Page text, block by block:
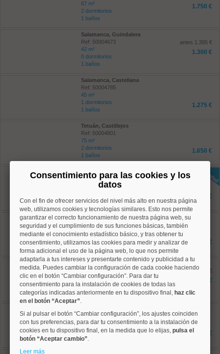
67 m²
2 dormitorios
1 baños
1.750 €
Salamanca, Guindalera
Ref: 50004673
42 m²
0 dormitorios
1 baños
antes 1.395 €
1.300 €
Salamanca, Castellana
Ref: 50004785
45 m²
1 dormitorios
1 baños
1.275 €
Tetuán, Castillejos
Ref: 50004801
75 m²
2 dormitorios
1 baños
1.650 €
Salamanca, Lista
Ref: 50004817
1 baños
1.295 €
Tetuán, Cuatro Caminos
Ref: 50004227
75 m²
2 dormitorios
1 baños
3.000 €
Salamanca, Lista
Ref: 50004726
130 m²
2 dormitorios
2 baños
antes 2.950 €
2.500 €
Ref: 50004752
120 m²
3 dormitorios
2 baños
2.100 €
Consentimiento para las cookies y los
datos
Con el fin de ofrecer servicios del nivel más alto en nuestra página
web, utilizamos cookies y tecnologías similares. Esto nos permite
garantizar el correcto funcionamiento de nuestra página web, su
seguridad y el cumplimiento de sus funciones básicas, también
mediante el conocimiento estadístico básico, y tras obtener tu
consentimiento, utilizamos las cookies para medir y analizar de
forma adicional el uso de la página web, lo que nos permite
adaptarla a tus intereses y presentarte contenido y publicidad a tu
medida. Puedes cambiar la configuración de cada cookie haciendo
clic en el botón “Cambiar configuración”. Para dar tu
consentimiento para la instalación de cookies de todas las
categorías indicadas anteriormente en tu dispositivo final, haz clic
en el botón “Aceptar”.
Si al pulsar el botón “Cambiar configuración”, los ajustes coinciden
con tus preferencias, para dar tu consentimiento a la instalación de
cookies en tu dispositivo final, en la medida que lo elijas, pulsa el
botón “Aceptar cambio”.
Leer más